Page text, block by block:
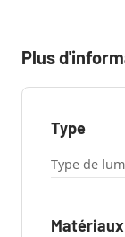
Plus
Type
Type de